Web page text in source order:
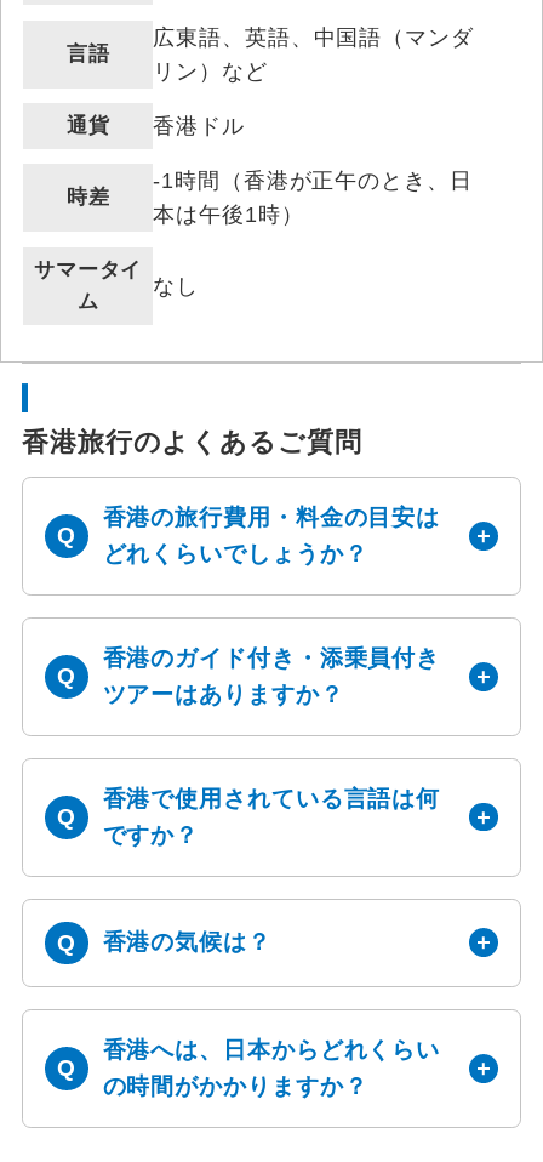
言語
広東語、英語、中国語（マンダ
リン）など
通貨 香港ドル
時差
-1時間（香港が正午のとき、日
本は午後1時）
サマータイ
ム
なし
香港旅行のよくあるご質問
香港の旅行費用・料金の目安は
どれくらいでしょうか？
香港のガイド付き・添乗員付き
ツアーはありますか？
香港で使用されている言語は何
ですか？
香港の気候は？
香港へは、日本からどれくらい
の時間がかかりますか？